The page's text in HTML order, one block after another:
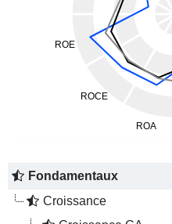
Fondamentaux
Croissance